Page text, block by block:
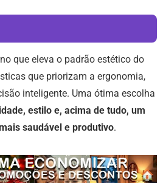
que eleva o padrão estético do
que priorizam a ergonomia,
inteligente. Uma ótima escolha
estilo e, acima de tudo, um
saudável e produtivo.